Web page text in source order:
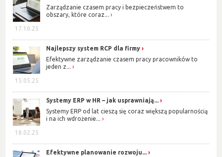
17.10.25
Zarządzanie czasem pracy i bezpieczeństwem to
obszary, które coraz...
15.05.25
Najlepszy system RCP dla firmy
Efektywne zarządzanie czasem pracy pracowników to
jeden z...
18.02.25
Systemy ERP w HR – jak usprawniają...
Systemy ERP od lat cieszą się coraz większą popularnością
i na ich wdrożenie...
Efektywne planowanie rozwoju...